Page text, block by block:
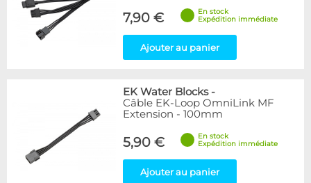
7,90 €
En stock
Expédition immédiate
Ajouter au panier
EK Water Blocks-
Câble EK-Loop OmniLink MF
Extension - 100mm
5,90 €
En stock
Expédition immédiate
Ajouter au panier